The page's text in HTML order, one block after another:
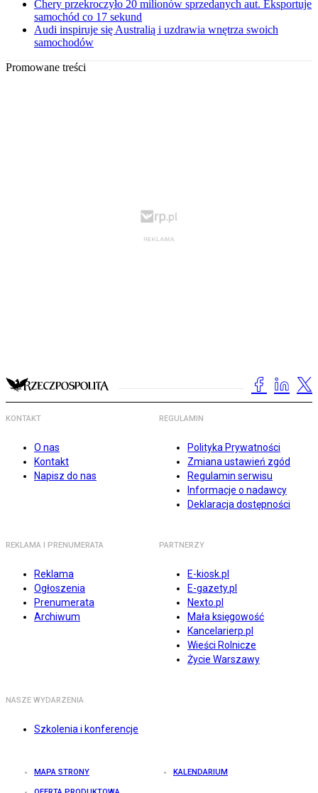
Chery przekroczyło 20 milionów sprzedanych aut. Eksportuje
samochód co 17 sekund
Audi inspiruje się Australią i uzdrawia wnętrza swoich
samochodów
Promowane treści
KONTAKT
O nas
Kontakt
Napisz do nas
REGULAMIN
Polityka Prywatności
Zmiana ustawień zgód
Regulamin serwisu
Informacje o nadawcy
Deklaracja dostępności
REKLAMA I PRENUMERATA
Reklama
Ogłoszenia
Prenumerata
Archiwum
PARTNERZY
E-kiosk.pl
E-gazety.pl
Nexto.pl
Mała księgowość
Kancelarierp.pl
Wieści Rolnicze
Życie Warszawy
NASZE WYDARZENIA
Szkolenia i konferencje
MAPA STRONY KALENDARIUM